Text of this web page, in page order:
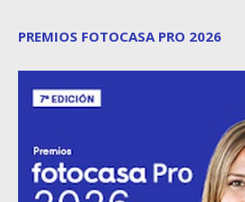
PREMIOS FOTOCASA PRO 2026